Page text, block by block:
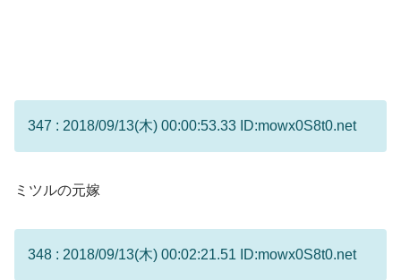
347 : 2018/09/13(木) 00:00:53.33 ID:mowx0S8t0.net
ミツルの元嫁
348 : 2018/09/13(木) 00:02:21.51 ID:mowx0S8t0.net